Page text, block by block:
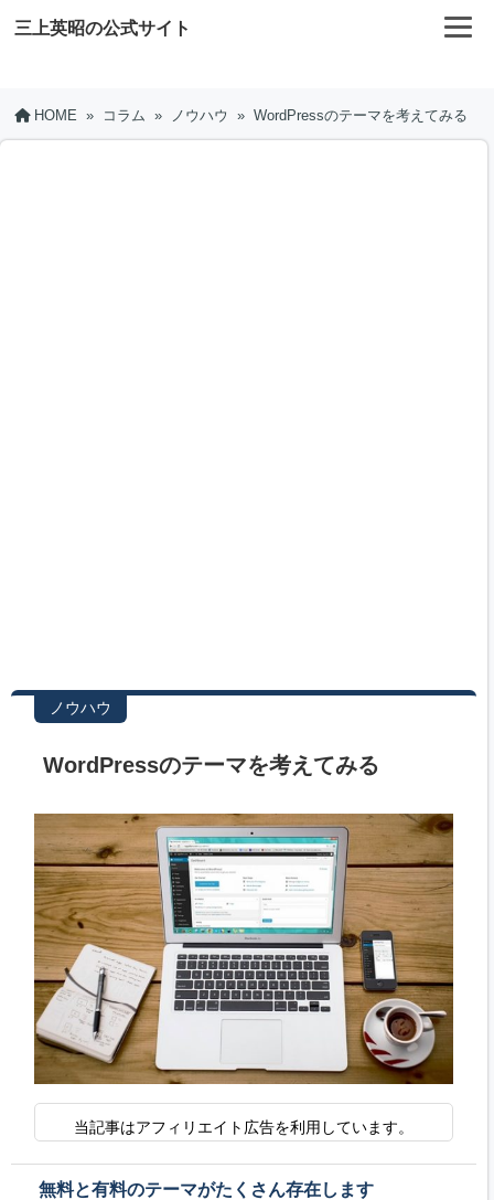
三上英昭の公式サイト
HOME » コラム » ノウハウ » WordPressのテーマを考えてみる
ノウハウ
WordPressのテーマを考えてみる
当記事はアフィリエイト広告を利用しています。
無料と有料のテーマがたくさん存在します